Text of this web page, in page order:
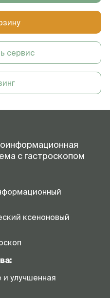
сервис
с гастроскопом
ксеноновый
улучшенная